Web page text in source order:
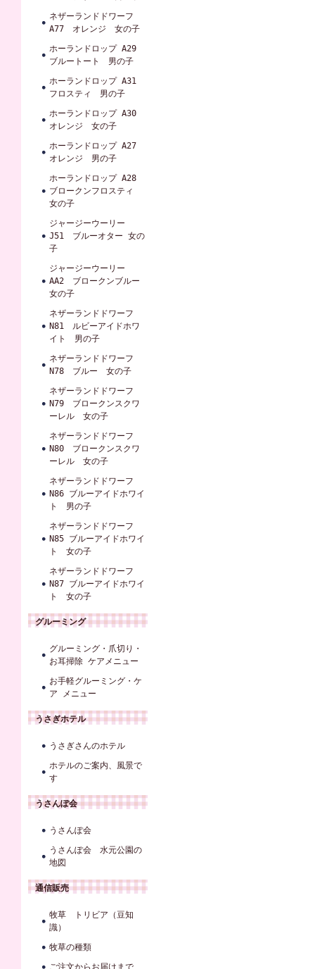
ネザーランドドワーフ
A77 オレンジ 女の子
ホーランドロップ A29
ブルートート 男の子
ホーランドロップ A31
フロスティ 男の子
ホーランドロップ A30
オレンジ 女の子
ホーランドロップ A27
オレンジ 男の子
ホーランドロップ A28
ブロークンフロスティ
女の子
ジャージーウーリー
J51 ブルーオター 女の
子
ジャージーウーリー
AA2 ブロークンブルー
女の子
ネザーランドドワーフ
N81 ルビーアイドホワ
イト 男の子
ネザーランドドワーフ
N78 ブルー 女の子
ネザーランドドワーフ
N79 ブロークンスクワ
ーレル 女の子
ネザーランドドワーフ
N80 ブロークンスクワ
ーレル 女の子
ネザーランドドワーフ
N86 ブルーアイドホワイ
ト 男の子
ネザーランドドワーフ
N85 ブルーアイドホワイ
ト 女の子
ネザーランドドワーフ
N87 ブルーアイドホワイ
ト 女の子
グルーミング
グルーミング・爪切り・
お耳掃除 ケアメニュー
お手軽グルーミング・ケ
ア メニュー
うさぎホテル
うさぎさんのホテル
ホテルのご案内、風景で
す
うさんぽ会
うさんぽ会
うさんぽ会 水元公園の
地図
通信販売
牧草 トリビア（豆知
識）
牧草の種類
ご注文からお届けまで